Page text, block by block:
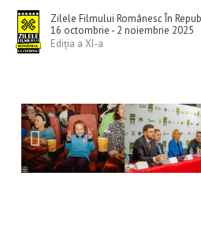
content
Zilele Filmului Românesc În
16 octombrie - 2 noiembrie 2025
Ediția a XI-a